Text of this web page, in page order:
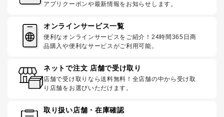
アプリクーポンや最新情報をお知らせします。
オンラインサービス一覧
便利なオンラインサービスをご紹介！24時間365日商
品購入や便利なサービスがご利用可能。
ネットで注文 店舗で受け取り
店舗で受け取りなら送料無料！全店舗の中から受け取
り店舗をお選びいただけます。
取り扱い店舗・在庫確認